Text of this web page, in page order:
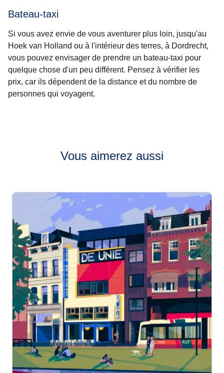
Bateau-taxi
Si vous avez envie de vous aventurer plus loin, jusqu'au
Hoek van Holland ou à l'intérieur des terres, à Dordrecht,
vous pouvez envisager de prendre un bateau-taxi pour
quelque chose d'un peu différent. Pensez à vérifier les
prix, car ils dépendent de la distance et du nombre de
personnes qui voyagent.
Vous aimerez aussi